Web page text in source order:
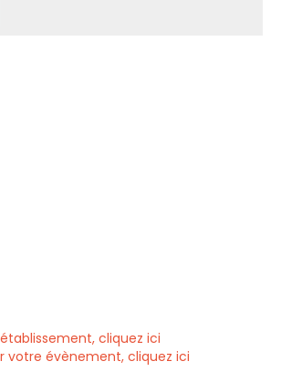
cliquez ici
votre évènement, cliquez ici